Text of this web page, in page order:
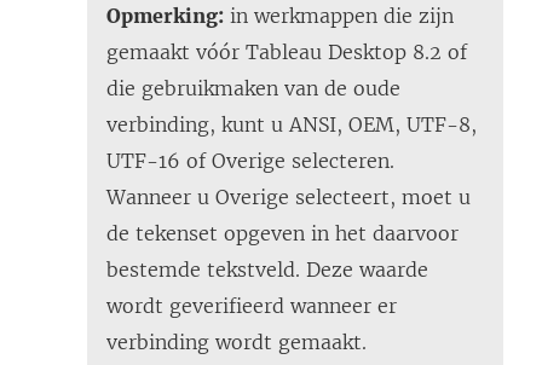
Opmerking: in werkmappen die zijn
gemaakt vóór Tableau Desktop 8.2 of
die gebruikmaken van de oude
verbinding, kunt u ANSI, OEM, UTF-8,
UTF-16 of Overige selecteren.
Wanneer u Overige selecteert, moet u
de tekenset opgeven in het daarvoor
bestemde tekstveld. Deze waarde
wordt geverifieerd wanneer er
verbinding wordt gemaakt.